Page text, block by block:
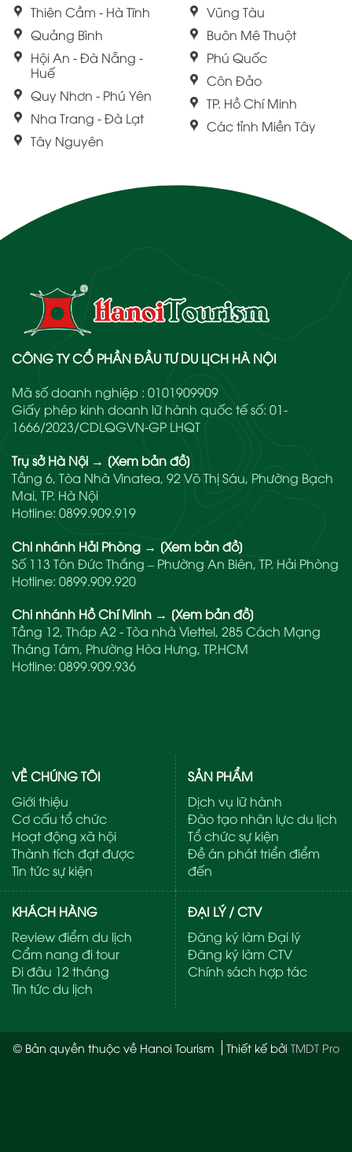
Thiên Cầm - Hà Tĩnh
Quảng Bình
Hội An - Đà Nẵng -
Huế
Quy Nhơn - Phú Yên
Nha Trang - Đà Lạt
Tây Nguyên
Vũng Tàu
Buôn Mê Thuột
Phú Quốc
Côn Đảo
TP. Hồ Chí Minh
Các tỉnh Miền Tây
CÔNG TY CỔ PHẦN ĐẦU TƯ DU LỊCH HÀ NỘI
Mã số doanh nghiệp : 0101909909
Giấy phép kinh doanh lữ hành quốc tế số: 01-
1666/2023/CDLQGVN-GP LHQT
Trụ sở Hà Nội → [Xem bản đồ]
Tầng 6, Tòa Nhà Vinatea, 92 Võ Thị Sáu, Phường Bạch
Mai, TP. Hà Nội
Hotline: 0899.909.919
Chi nhánh Hải Phòng → [Xem bản đồ]
Số 113 Tôn Đức Thắng – Phường An Biên, TP. Hải Phòng
Hotline: 0899.909.920
Chi nhánh Hồ Chí Minh → [Xem bản đồ]
Tầng 12, Tháp A2 - Tòa nhà Viettel, 285 Cách Mạng
Tháng Tám, Phường Hòa Hưng, TP.HCM
Hotline: 0899.909.936
VỀ CHÚNG TÔI
Giới thiệu
Cơ cấu tổ chức
Hoạt động xã hội
Thành tích đạt được
Tin tức sự kiện
SẢN PHẨM
Dịch vụ lữ hành
Đào tạo nhân lực du lịch
Tổ chức sự kiện
Đề án phát triển điểm
đến
KHÁCH HÀNG
Review điểm du lịch
Cẩm nang đi tour
Đi đâu 12 tháng
Tin tức du lịch
ĐẠI LÝ / CTV
Đăng ký làm Đại lý
Đăng ký làm CTV
Chính sách hợp tác
© Bản quyền thuộc về Hanoi Tourism Thiết kế bởi TMDT Pro